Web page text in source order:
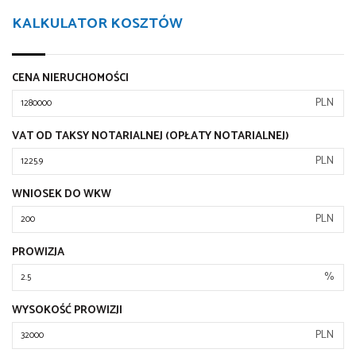
KALKULATOR KOSZTÓW
CENA NIERUCHOMOŚCI
PLN
VAT OD TAKSY NOTARIALNEJ (OPŁATY NOTARIALNEJ)
PLN
WNIOSEK DO WKW
PLN
PROWIZJA
%
WYSOKOŚĆ PROWIZJI
PLN